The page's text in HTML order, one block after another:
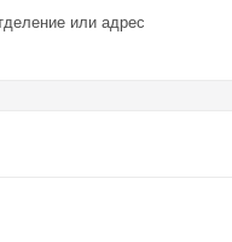
или адрес